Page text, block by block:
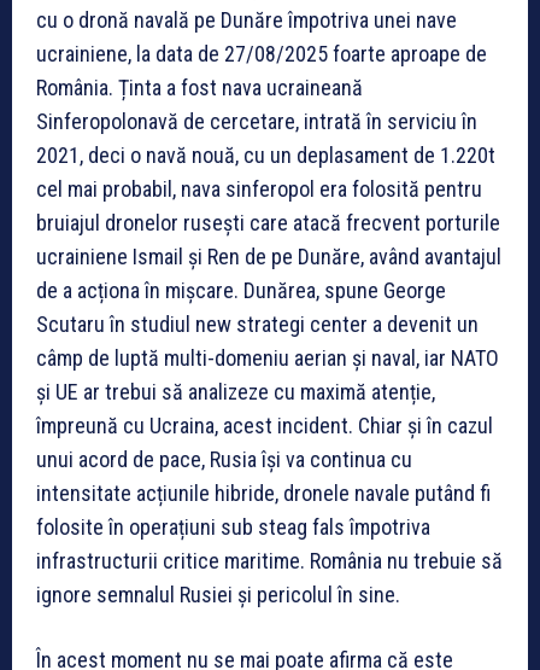
cu o dronă navală pe Dunăre împotriva unei nave
ucrainiene, la data de 27/08/2025 foarte aproape de
România. Ținta a fost nava ucraineană
Sinferopolonavă de cercetare, intrată în serviciu în
2021, deci o navă nouă, cu un deplasament de 1.220t
cel mai probabil, nava sinferopol era folosită pentru
bruiajul dronelor rusești care atacă frecvent porturile
ucrainiene Ismail și Ren de pe Dunăre, având avantajul
de a acționa în mișcare. Dunărea, spune George
Scutaru în studiul new strategi center a devenit un
câmp de luptă multi-domeniu aerian și naval, iar NATO
și UE ar trebui să analizeze cu maximă atenție,
împreună cu Ucraina, acest incident. Chiar și în cazul
unui acord de pace, Rusia își va continua cu
intensitate acțiunile hibride, dronele navale putând fi
folosite în operațiuni sub steag fals împotriva
infrastructurii critice maritime. România nu trebuie să
ignore semnalul Rusiei și pericolul în sine.
În acest moment nu se mai poate afirma că este